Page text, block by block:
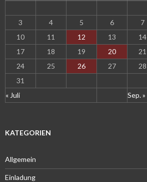
3
4 5 6 7
10
11 12 13 14
17
18 19 20 21
24
25 26 27 28
31
« Juli
Sep. »
KATEGORIEN
Allgemein
Einladung